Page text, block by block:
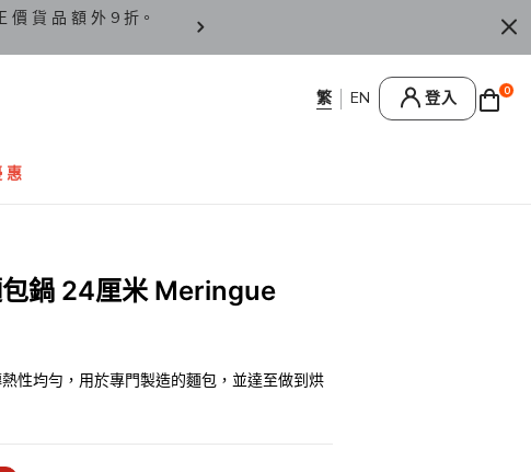
價 貨 品 額 外 9 折。 香 港 / 澳 門 訂 單 滿
登入 0
惠
鍋 24厘米 Meringue
性均勻，用於專門製造的麵包，並達至做到烘